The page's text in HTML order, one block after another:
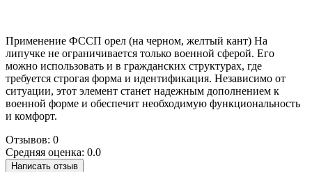
Применение ФССП орел (на черном, желтый кант) На
липучке не ограничивается только военной сферой. Его
можно использовать и в гражданских структурах, где
требуется строгая форма и идентификация. Независимо от
ситуации, этот элемент станет надежным дополнением к
военной форме и обеспечит необходимую функциональность
и комфорт.
Отзывов: 0
Средняя оценка: 0.0
Написать отзыв